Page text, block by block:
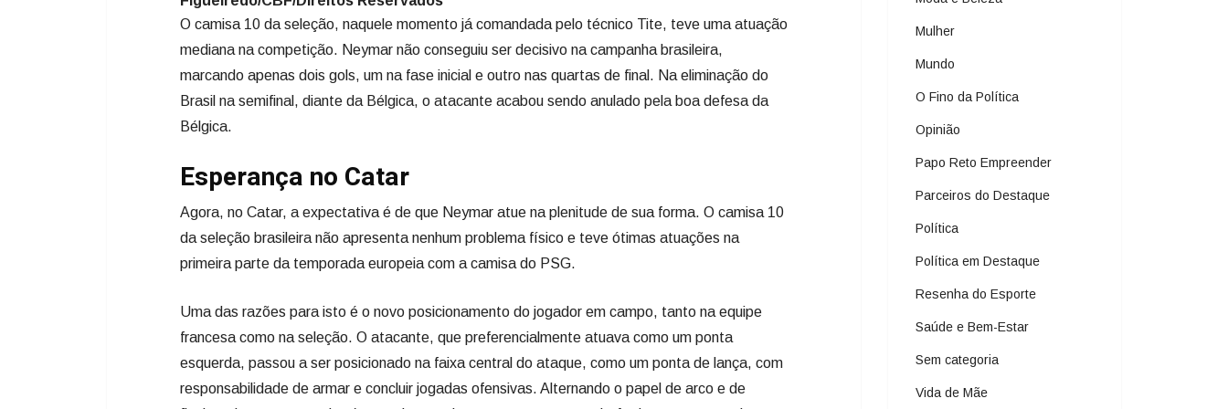
O camisa 10 da seleção, naquele momento já comandada pelo técnico Tite, teve uma atuação
mediana na competição. Neymar não conseguiu ser decisivo na campanha brasileira,
marcando apenas dois gols, um na fase inicial e outro nas quartas de final. Na eliminação do
Brasil na semifinal, diante da Bélgica, o atacante acabou sendo anulado pela boa defesa da
Bélgica.
Esperança no Catar
Agora, no Catar, a expectativa é de que Neymar atue na plenitude de sua forma. O camisa 10
da seleção brasileira não apresenta nenhum problema físico e teve ótimas atuações na
primeira parte da temporada europeia com a camisa do PSG.
Uma das razões para isto é o novo posicionamento do jogador em campo, tanto na equipe
francesa como na seleção. O atacante, que preferencialmente atuava como um ponta
esquerda, passou a ser posicionado na faixa central do ataque, como um ponta de lança, com
responsabilidade de armar e concluir jogadas ofensivas. Alternando o papel de arco e de
Mulher
Mundo
O Fino da Política
Opinião
Papo Reto Empreender
Parceiros do Destaque
Política
Política em Destaque
Resenha do Esporte
Saúde e Bem-Estar
Sem categoria
Vida de Mãe